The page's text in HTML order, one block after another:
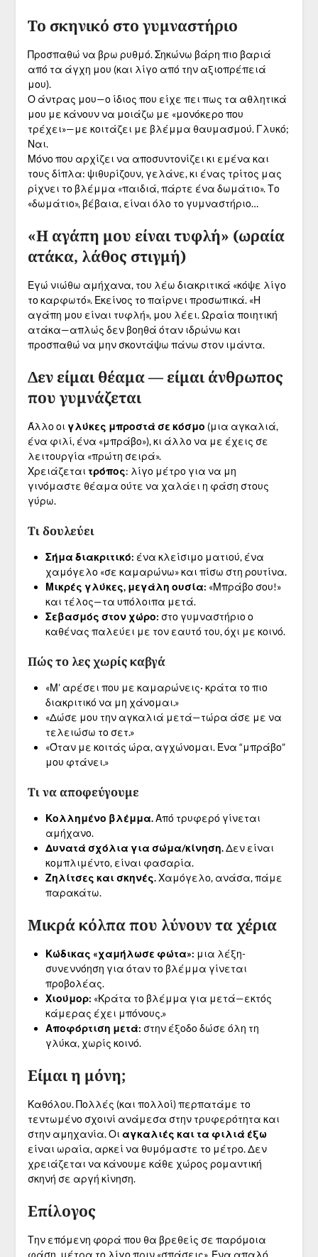
Το σκηνικό στο γυμναστήριο
Προσπαθώ να βρω ρυθμό. Σηκώνω βάρη πιο βαριά
από τα άγχη μου (και λίγο από την αξιοπρέπειά
μου).
Ο άντρας μου—ο ίδιος που είχε πει πως τα αθλητικά
μου με κάνουν να μοιάζω με «μονόκερο που
τρέχει»—με κοιτάζει με βλέμμα θαυμασμού. Γλυκό;
Ναι.
Μόνο που αρχίζει να αποσυντονίζει κι εμένα και
τους δίπλα: ψιθυρίζουν, γελάνε, κι ένας τρίτος μας
ρίχνει το βλέμμα «παιδιά, πάρτε ένα δωμάτιο». Το
«δωμάτιο», βέβαια, είναι όλο το γυμναστήριο…
«Η αγάπη μου είναι τυφλή» (ωραία
ατάκα, λάθος στιγμή)
Εγώ νιώθω αμήχανα, του λέω διακριτικά «κόψε λίγο
το καρφωτό». Εκείνος το παίρνει προσωπικά. «Η
αγάπη μου είναι τυφλή», μου λέει. Ωραία ποιητική
ατάκα—απλώς δεν βοηθά όταν ιδρώνω και
προσπαθώ να μην σκοντάψω πάνω στον ιμάντα.
Δεν είμαι θέαμα — είμαι άνθρωπος
που γυμνάζεται
Άλλο οι γλύκες μπροστά σε κόσμο (μια αγκαλιά,
ένα φιλί, ένα «μπράβο»), κι άλλο να με έχεις σε
λειτουργία «πρώτη σειρά».
Χρειάζεται τρόπος: λίγο μέτρο για να μη
γινόμαστε θέαμα ούτε να χαλάει η φάση στους
γύρω.
Τι δουλεύει
Σήμα διακριτικό: ένα κλείσιμο ματιού, ένα
χαμόγελο «σε καμαρώνω» και πίσω στη ρουτίνα.
Μικρές γλύκες, μεγάλη ουσία: «Μπράβο σου!»
και τέλος—τα υπόλοιπα μετά.
Σεβασμός στον χώρο: στο γυμναστήριο ο
καθένας παλεύει με τον εαυτό του, όχι με κοινό.
Πώς το λες χωρίς καβγά
«Μ’ αρέσει που με καμαρώνεις· κράτα το πιο
διακριτικό να μη χάνομαι.»
«Δώσε μου την αγκαλιά μετά—τώρα άσε με να
τελειώσω το σετ.»
«Όταν με κοιτάς ώρα, αγχώνομαι. Ένα “μπράβο”
μου φτάνει.»
Τι να αποφεύγουμε
Κολλημένο βλέμμα.Από τρυφερό γίνεται
αμήχανο.
Δυνατά σχόλια για σώμα/κίνηση.Δεν είναι
κομπλιμέντο, είναι φασαρία.
Ζηλίτσες και σκηνές.Χαμόγελο, ανάσα, πάμε
παρακάτω.
Μικρά κόλπα που λύνουν τα χέρια
Κώδικας «χαμήλωσε φώτα»: μια λέξη-
συνεννόηση για όταν το βλέμμα γίνεται
προβολέας.
Χιούμορ: «Κράτα το βλέμμα για μετά—εκτός
κάμερας έχει μπόνους.»
Αποφόρτιση μετά: στην έξοδο δώσε όλη τη
γλύκα, χωρίς κοινό.
Είμαι η μόνη;
Καθόλου. Πολλές (και πολλοί) περπατάμε το
τεντωμένο σχοινί ανάμεσα στην τρυφερότητα και
στην αμηχανία. Οι αγκαλιές και τα φιλιά έξω
είναι ωραία, αρκεί να θυμόμαστε το μέτρο. Δεν
χρειάζεται να κάνουμε κάθε χώρος ρομαντική
σκηνή σε αργή κίνηση.
Επίλογος
Την επόμενη φορά που θα βρεθείς σε παρόμοια
φάση, μέτρα το λίγο πριν «σπάσεις». Ένα απαλό